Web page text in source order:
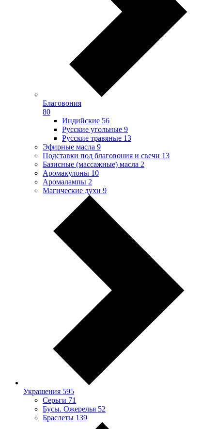
Благовония
80
Индийские 56
Русские угольные 9
Русские травяные 13
Эфирные масла 9
Подставки под благовония и свечи 13
Базисные (массажные) масла 2
Аромакулоны 10
Аромалампы 2
Магические духи 9
Украшения 595
Серьги 71
Бусы. Ожерелья 52
Браслеты 139